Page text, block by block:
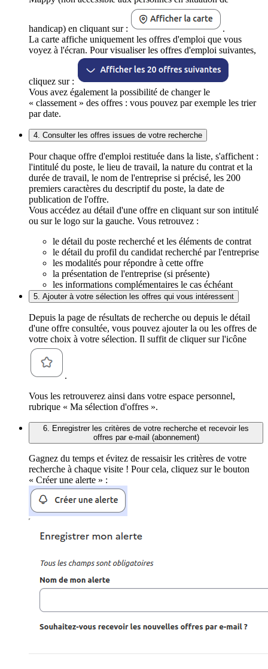
handicap) en cliquant sur :
.
La carte affiche uniquement les offres d'emploi que vous
voyez à l'écran. Pour visualiser les offres d'emploi suivantes,
cliquez sur :
Vous avez également la possibilité de changer le
« classement » des offres : vous pouvez par exemple les trier
par date.
4. Consulter les offres issues de votre recherche
Pour chaque offre d'emploi restituée dans la liste, s'affichent :
l'intitulé du poste, le lieu de travail, la nature du contrat et la
durée de travail, le nom de l'entreprise si précisé, les 200
premiers caractères du descriptif du poste, la date de
publication de l'offre.
Vous accédez au détail d'une offre en cliquant sur son intitulé
ou sur le logo sur la gauche. Vous retrouvez :
le détail du poste recherché et les éléments de contrat
le détail du profil du candidat recherché par l'entreprise
les modalités pour répondre à cette offre
la présentation de l'entreprise (si présente)
les informations complémentaires le cas échéant
5. Ajouter à votre sélection les offres qui vous intéressent
Depuis la page de résultats de recherche ou depuis le détail
d'une offre consultée, vous pouvez ajouter la ou les offres de
votre choix à votre sélection. Il suffit de cliquer sur l'icône
.
Vous les retrouverez ainsi dans votre espace personnel,
rubrique « Ma sélection d'offres ».
6. Enregistrer les critères de votre recherche et recevoir les
offres par e-mail (abonnement)
Gagnez du temps et évitez de ressaisir les critères de votre
recherche à chaque visite ! Pour cela, cliquez sur le bouton
« Créer une alerte » :